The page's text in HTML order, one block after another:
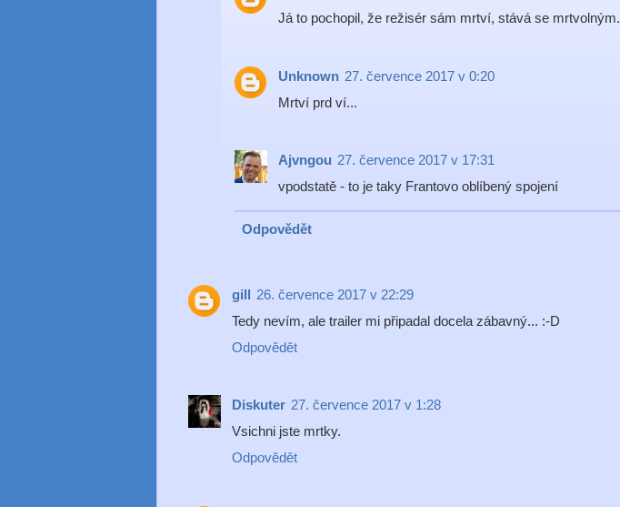
Já to pochopil, že režisér sám mrtví, stává se mrtvolným.
Unknown 27. července 2017 v 0:20
Mrtví prd ví...
Ajvngou 27. července 2017 v 17:31
vpodstatě - to je taky Frantovo oblíbený spojení
Odpovědět
gill 26. července 2017 v 22:29
Tedy nevím, ale trailer mi připadal docela zábavný... :-D
Odpovědět
Diskuter 27. července 2017 v 1:28
Vsichni jste mrtky.
Odpovědět